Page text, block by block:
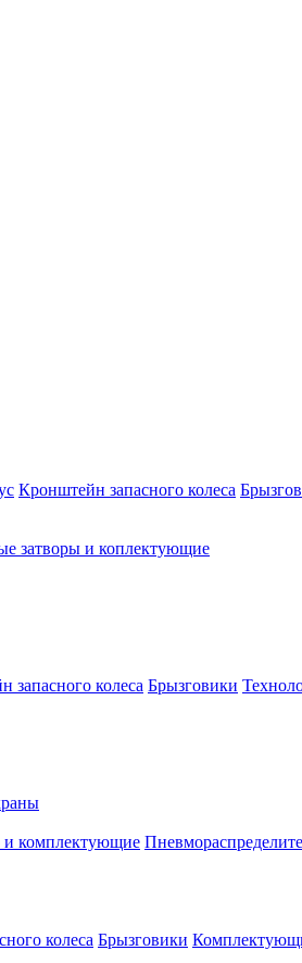
Кронштейн запасного колеса
затворы и коплектующие
запасного колеса Брызговики
и комплектующие
колеса Брызговики